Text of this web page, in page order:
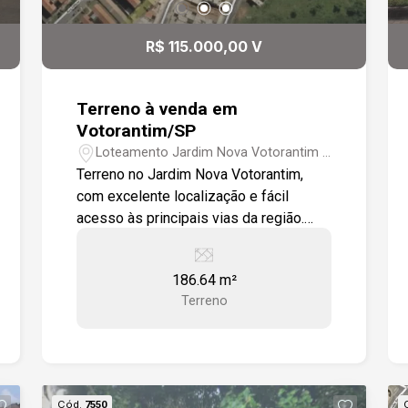
Rodovia Raposo Tavares. Destaques
condomínio fechado; Casas não
vagas de garagem; Planta inteligente e
funcional; Ambientes confortáveis e
bem iluminados; Condomínio seguro e
tranquilo; Localização estratégica.
R$ 115.000,00 V
Terreno à venda em
Votorantim/SP
Loteamento Jardim Nova Votorantim -
Votorantim/SP
Terreno no Jardim Nova Votorantim,
com excelente localização e fácil
acesso às principais vias da região.
verde -Fácil acesso à Avenida Pedro
Augusto Rangel -Fácil acesso à Estrada
186.64 m²
Terreno
Cód. 7550